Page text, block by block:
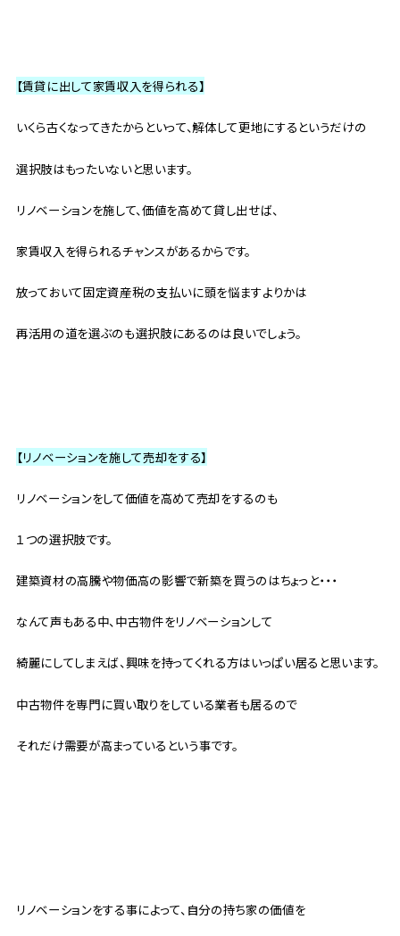
【賃貸に出して家賃収入を得られる】
いくら古くなってきたからといって、解体して更地にするというだけの
選択肢はもったいないと思います。
リノベーションを施して、価値を高めて貸し出せば、
家賃収入を得られるチャンスがあるからです。
放っておいて固定資産税の支払いに頭を悩ますよりかは
再活用の道を選ぶのも選択肢にあるのは良いでしょう。
【リノベーションを施して売却をする】
リノベーションをして価値を高めて売却をするのも
１つの選択肢です。
建築資材の高騰や物価高の影響で新築を買うのはちょっと・・・
なんて声もある中、中古物件をリノベーションして
綺麗にしてしまえば、興味を持ってくれる方はいっぱい居ると思います。
中古物件を専門に買い取りをしている業者も居るので
それだけ需要が高まっているという事です。
リノベーションをする事によって、自分の持ち家の価値を